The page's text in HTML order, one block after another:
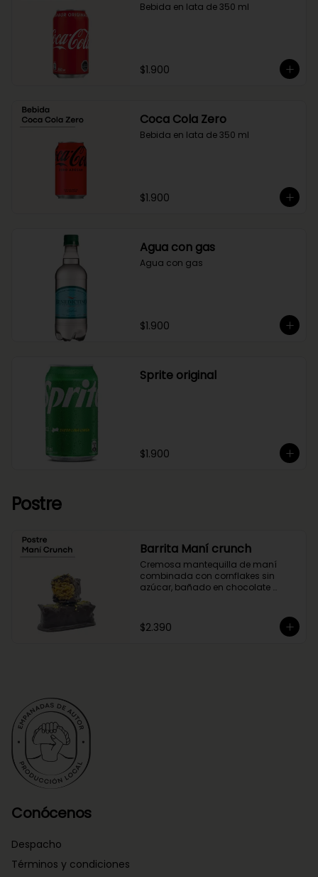
Bebida en lata de 350 ml
$1.900
Coca Cola Zero
Bebida en lata de 350 ml
$1.900
Agua con gas
Agua con gas
$1.900
Sprite original
$1.900
Postre
Barrita Maní crunch
Cremosa mantequilla de maní
combinada con cornflakes sin
azúcar, bañado en chocolate
$2.390
Conócenos
Despacho
Términos y condiciones